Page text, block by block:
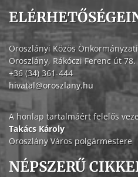
Oroszlányi Közös
Oroszlány, Rákóczi Ferenc út 78.
+36 (34) 361-444
hivatal@oroszlany.hu
A honlap tartalmáért felelős
Takács Károly
Oroszlány Város polgármestere
NÉPSZERŰ